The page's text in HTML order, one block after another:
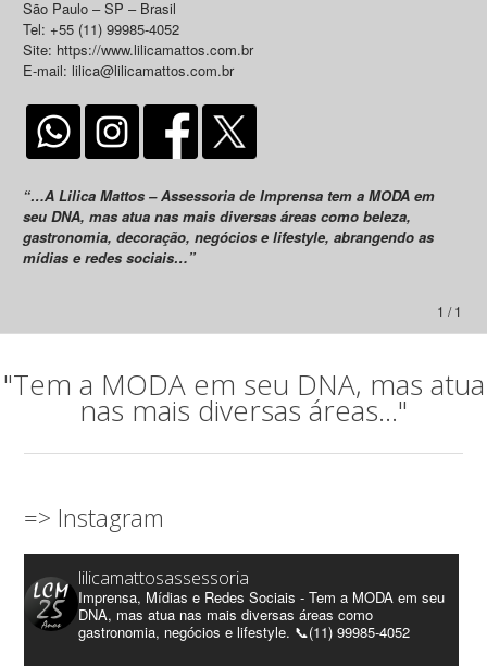
São Paulo – SP – Brasil
Tel: +55 (11) 99985-4052
Site: https://www.lilicamattos.com.br
E-mail: lilica@lilicamattos.com.br
“…A Lilica Mattos – Assessoria de Imprensa tem a MODA em
seu DNA, mas atua nas mais diversas áreas como beleza,
gastronomia, decoração, negócios e lifestyle, abrangendo as
mídias e redes sociais…”
1 / 1
"Tem a MODA em seu DNA, mas atua
nas mais diversas áreas..."
=> Instagram
lilicamattosassessoria
Imprensa, Mídias e Redes Sociais - Tem a MODA em seu
DNA, mas atua nas mais diversas áreas como
gastronomia, negócios e lifestyle. 📞(11) 99985-4052